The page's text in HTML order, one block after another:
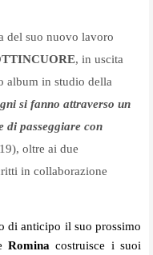
del suo nuovo lavoro
, in uscita
album in studio della
si fanno attraverso un
di passeggiare con
oltre ai due
in collaborazione
di anticipo il suo prossimo
Romina costruisce i suoi